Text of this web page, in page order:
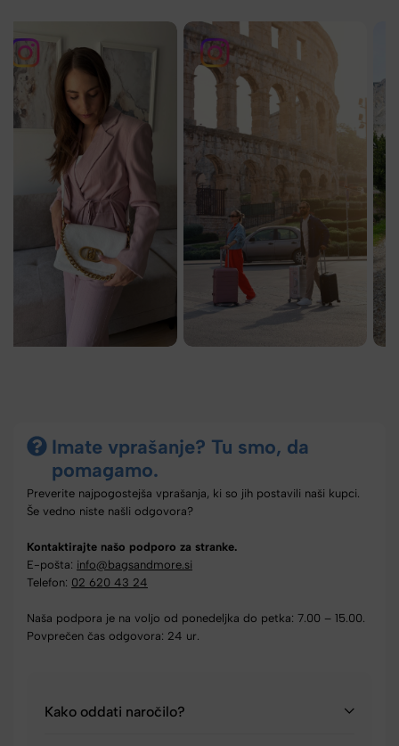
Imate vprašanje? Tu smo, da
pomagamo.
Preverite najpogostejša vprašanja, ki so jih postavili naši kupci.
Še vedno niste našli odgovora?
Kontaktirajte našo podporo za stranke.
E-pošta: info@bagsandmore.si
Telefon: 02 620 43 24
Naša podpora je na voljo od ponedeljka do petka: 7.00 – 15.00.
Povprečen čas odgovora: 24 ur.
Kako oddati naročilo?